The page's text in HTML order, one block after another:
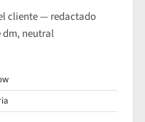
cliente — redactado
dm, neutral